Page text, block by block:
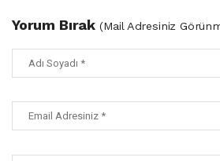
Yorum Bırak (Mail Adresiniz